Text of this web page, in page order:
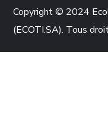
Copyright © 2024
(ECOTI.SA). Tous